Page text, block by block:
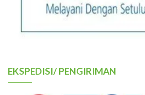
EKSPEDISI/ PENGIRIMAN